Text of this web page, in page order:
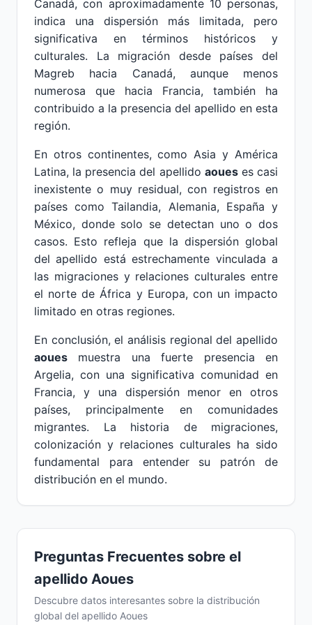
Canadá, con aproximadamente 10 personas,
indica una dispersión más limitada, pero
significativa en términos históricos y
culturales. La migración desde países del
Magreb hacia Canadá, aunque menos
numerosa que hacia Francia, también ha
contribuido a la presencia del apellido en esta
región.
En otros continentes, como Asia y América
Latina, la presencia del apellido aoueses casi
inexistente o muy residual, con registros en
países como Tailandia, Alemania, España y
México, donde solo se detectan uno o dos
casos. Esto refleja que la dispersión global
del apellido está estrechamente vinculada a
las migraciones y relaciones culturales entre
el norte de África y Europa, con un impacto
limitado en otras regiones.
En conclusión, el análisis regional del apellido
aoues muestra una fuerte presencia en
Argelia, con una significativa comunidad en
Francia, y una dispersión menor en otros
países, principalmente en comunidades
migrantes. La historia de migraciones,
colonización y relaciones culturales ha sido
fundamental para entender su patrón de
distribución en el mundo.
Preguntas Frecuentes sobre el
apellido Aoues
Descubre datos interesantes sobre la distribución
global del apellido Aoues